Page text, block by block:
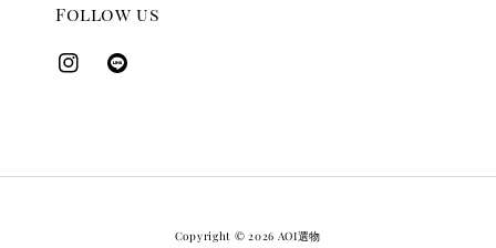
Follow us
Copyright © 2026 AOI選物